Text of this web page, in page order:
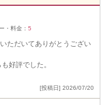
・料金： 5
ただいてありがとうござい
好評でした。
[投稿日] 2026/07/20